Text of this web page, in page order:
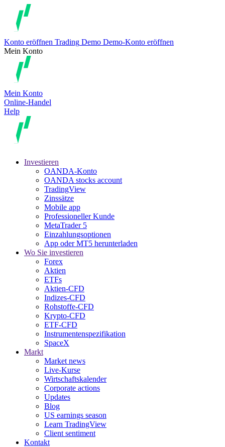
Konto eröffnen Trading Demo Demo-Konto eröffnen
Mein Konto
Mein Konto
Online-Handel
Help
Investieren
OANDA-Konto
OANDA stocks account
TradingView
Zinssätze
Mobile app
Professioneller Kunde
MetaTrader 5
Einzahlungsoptionen
App oder MT5 herunterladen
Wo Sie investieren
Forex
Aktien
ETFs
Aktien-CFD
Indizes-CFD
Rohstoffe-CFD
Krypto-CFD
ETF-CFD
Instrumentenspezifikation
SpaceX
Markt
Market news
Live-Kurse
Wirtschaftskalender
Corporate actions
Updates
Blog
US earnings season
Learn TradingView
Client sentiment
Kontakt